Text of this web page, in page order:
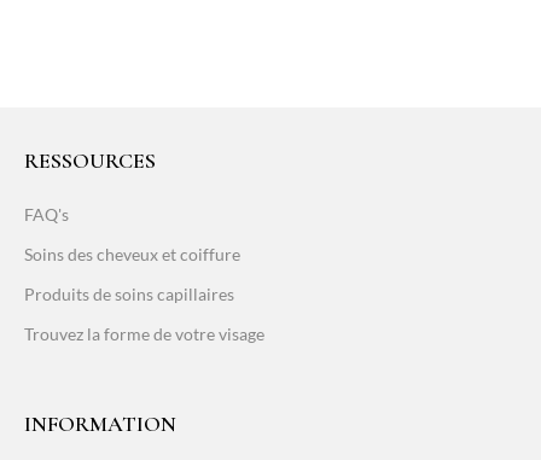
RESSOURCES
FAQ's
Soins des cheveux et coiffure
Produits de soins capillaires
Trouvez la forme de votre visage
INFORMATION